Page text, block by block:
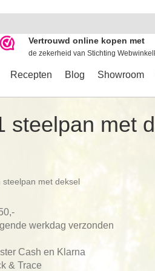
Vertrouwd online kopen met
de zekerheid van Stichting
Recepten Blog Showroom
steelpan met
steelpan met deksel
werkdag verzonden
Cash en Klarna
& Trace